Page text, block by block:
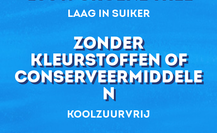
laag in suiker
zonder
kleurstoffen of
conserveermiddele
n
koolzuurvrij